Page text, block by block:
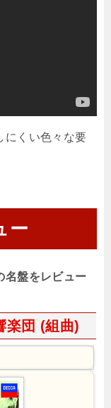
にくい色々な要
ー
名盤をレビュー
楽団 (組曲)